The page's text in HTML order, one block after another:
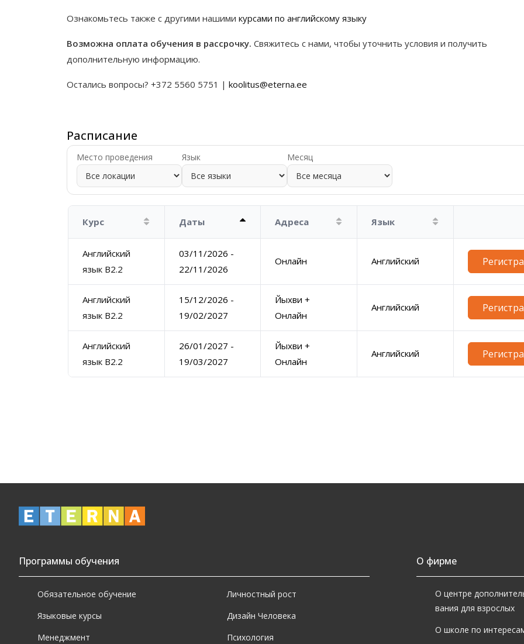
Ознакомьтесь также с другими нашими курсами по английскому языку
Возможна оплата обучения в рассрочку. Свяжитесь с нами, чтобы уточнить условия и получить
дополнительную информацию.
Остались вопросы? +372 5560 5751 | koolitus@eterna.ee
Расписание
Место проведения Язык Месяц
Курс Даты Адреса Язык
Английский
язык B2.2
03/11/2026 -
22/11/2026
Онлайн Английский
Английский
язык B2.2
15/12/2026 -
19/02/2027
Йыхви +
Онлайн
Английский
Английский
язык B2.2
26/01/2027 -
19/03/2027
Йыхви +
Онлайн
Английский
Программы обучения
Обязательное обучение
Языковые курсы
Менеджмент
Личностный рост
Дизайн Человека
Психология
О фирме
О центре
вания для взрослых
О школе по